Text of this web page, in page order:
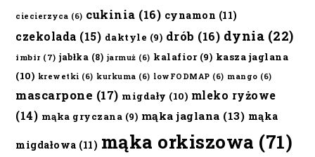
ciecierzyca (6) cukinia (16) cynamon (11)
czekolada (15) daktyle (9) drób (16) dynia (22)
imbir (7) jabłka (8) jarmuż (6) kalafior(9) kasza jaglana
(10) krewetki (6) kurkuma (6) lowFODMAP (6) mango (6)
mascarpone (17) migdały (10) mleko ryżowe
(14) mąka gryczana (9) mąka jaglana (13) mąka
migdałowa (11) mąka orkiszowa (71)